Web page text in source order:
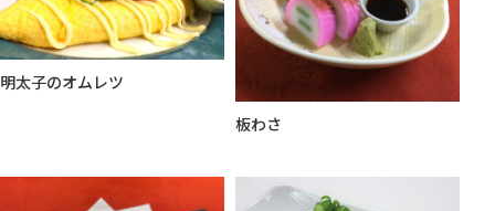
明太子のオムレツ
板わさ